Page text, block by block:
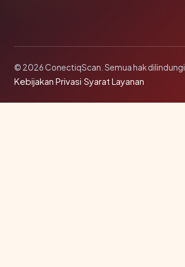
© 2026 ConectiqScan. Semua hak dilindungi.
Kebijakan Privasi·Syarat Layanan